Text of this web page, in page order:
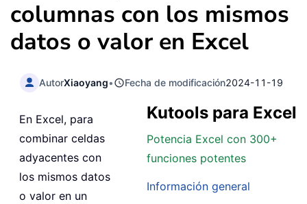
columnas con los mismos
datos o valor en Excel
AutorXiaoyang• Fecha de modificación2024-11-19
Kutools para Excel
Potencia Excel con 300+
funciones potentes
Información general
En Excel, para
combinar celdas
adyacentes con
los mismos datos
o valor en un